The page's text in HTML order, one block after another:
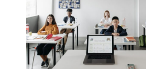
BY
MOST
—
МЕЖДУНАРОДНУЮ
ПРОГРАММУ
ДЛЯ